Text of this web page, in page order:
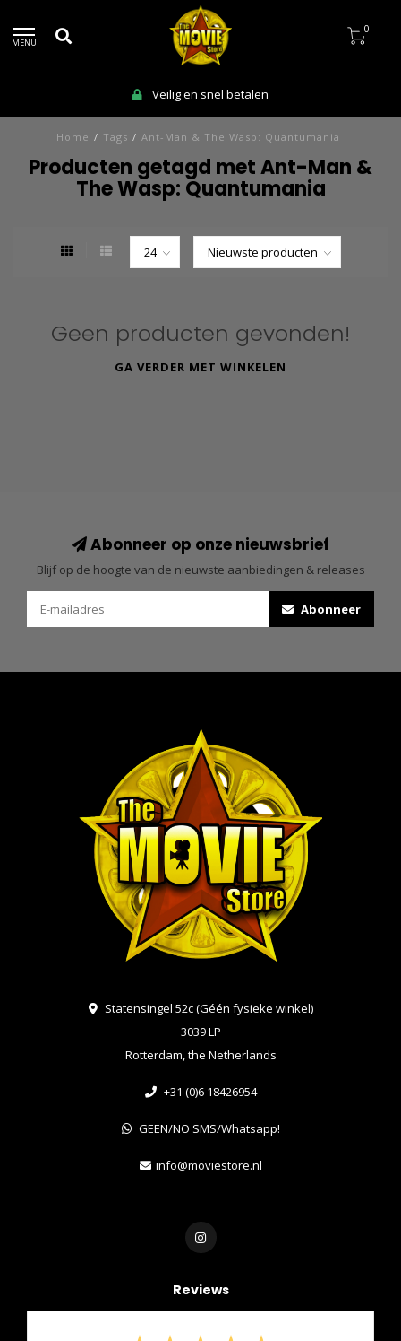
MENU
0
Veilig en snel betalen
Home / Tags / Ant-Man & The Wasp: Quantumania
Producten getagd met Ant-Man &
The Wasp: Quantumania
Geen producten gevonden!
GA VERDER MET WINKELEN
Abonneer op onze nieuwsbrief
Blijf op de hoogte van de nieuwste aanbiedingen & releases
Abonneer
Statensingel 52c (Géén fysieke winkel)
3039 LP
Rotterdam, the Netherlands
+31 (0)6 18426954
GEEN/NO SMS/Whatsapp!
info@moviestore.nl
Reviews